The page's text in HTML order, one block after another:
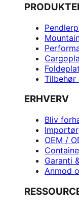
Tilbehør
ERHVERV
Bliv
OEM /
Garanti
Anmod